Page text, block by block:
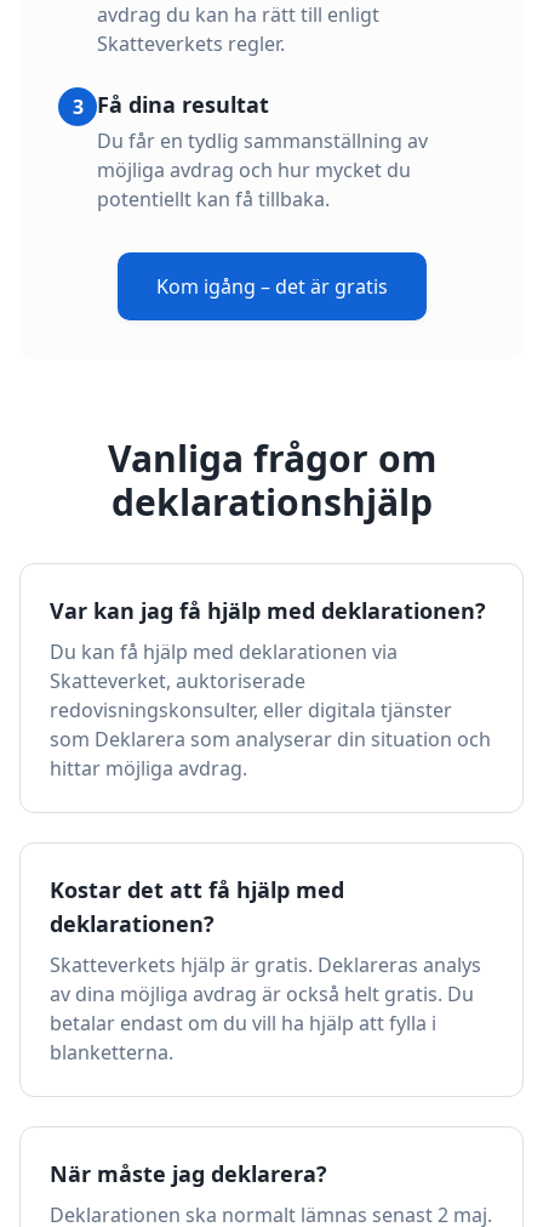
avdrag du kan ha rätt till enligt
Skatteverkets regler.
3 Få dina resultat
Du får en tydlig sammanställning av
möjliga avdrag och hur mycket du
potentiellt kan få tillbaka.
Kom igång – det är gratis
Vanliga frågor om
deklarationshjälp
Var kan jag få hjälp med deklarationen?
Du kan få hjälp med deklarationen via
Skatteverket, auktoriserade
redovisningskonsulter, eller digitala tjänster
som Deklarera som analyserar din situation och
hittar möjliga avdrag.
Kostar det att få hjälp med
deklarationen?
Skatteverkets hjälp är gratis. Deklareras analys
av dina möjliga avdrag är också helt gratis. Du
betalar endast om du vill ha hjälp att fylla i
blanketterna.
När måste jag deklarera?
Deklarationen ska normalt lämnas senast 2 maj.